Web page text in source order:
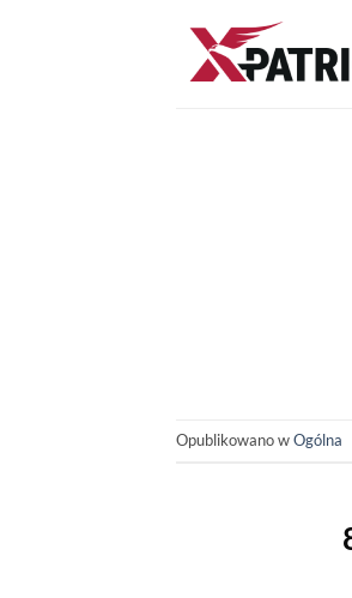
Opublikowano wOgólna